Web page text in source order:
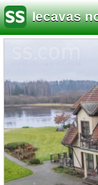
Iecavas